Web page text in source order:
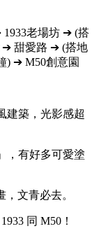
老場坊 ➔ (搭
➔ 甜愛路 ➔ (搭地
) ➔ M50創意園
建築，光影感超
，有好多可愛塗
文青必去。
同 M50！